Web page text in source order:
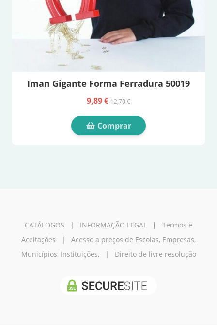
Iman Gigante Forma Ferradura 50019
9,89 € 12,70 €
Comprar
CATÁLOGOS | INFORMAÇÃO LEGAL | Termos e
Aceitações | Acesso a preços de Escolas, Empresas,
Municípios, Instituições,| Direito de livre resolução